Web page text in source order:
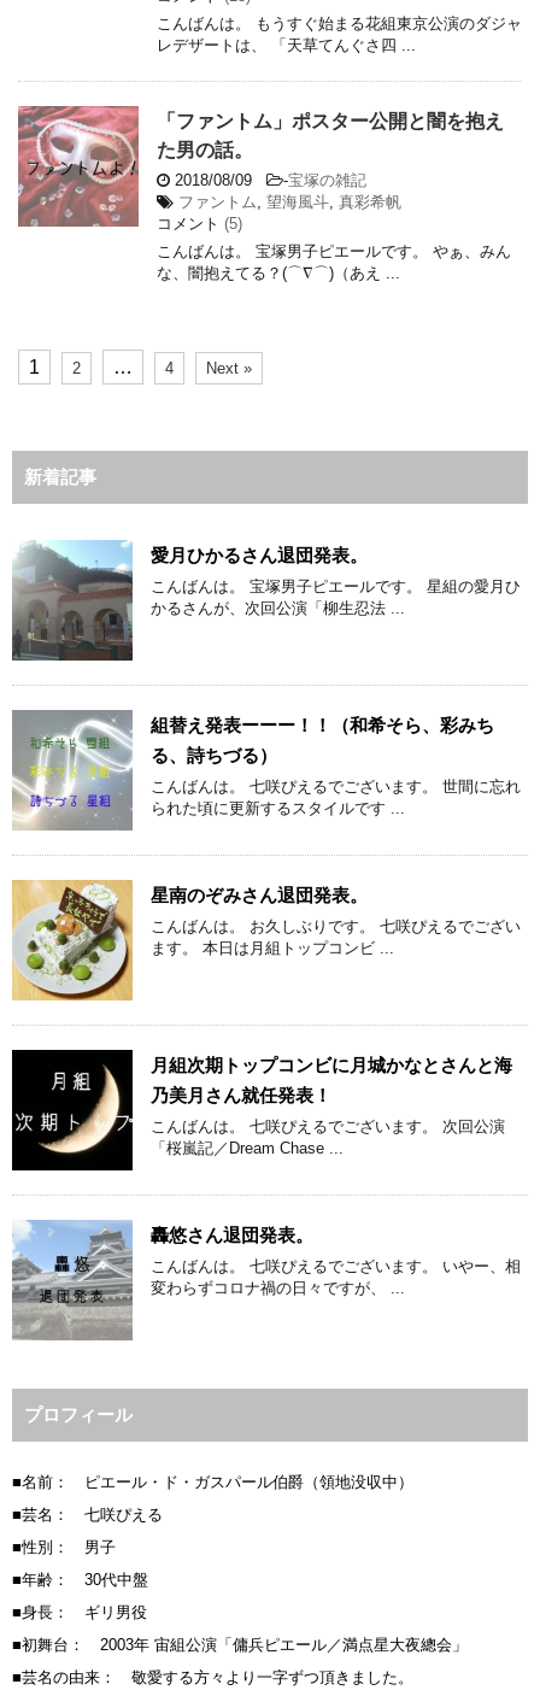
こんばんは。 もうすぐ始まる花組東京公演のダジャ
レデザートは、 「天草てんぐさ四 ...
「ファントム」ポスター公開と闇を抱え
た男の話。
2018/08/09 -宝塚の雑記
ファントム, 望海風斗, 真彩希帆
コメント (5)
こんばんは。 宝塚男子ピエールです。 やぁ、みん
な、闇抱えてる？(⌒∇⌒)（あえ ...
1 2 … 4 Next »
新着記事
愛月ひかるさん退団発表。
こんばんは。 宝塚男子ピエールです。 星組の愛月ひ
かるさんが、次回公演「柳生忍法 ...
組替え発表ーーー！！（和希そら、彩みち
る、詩ちづる）
こんばんは。 七咲ぴえるでございます。 世間に忘れ
られた頃に更新するスタイルです ...
星南のぞみさん退団発表。
こんばんは。 お久しぶりです。 七咲ぴえるでござい
ます。 本日は月組トップコンビ ...
月組次期トップコンビに月城かなとさんと海
乃美月さん就任発表！
こんばんは。 七咲ぴえるでございます。 次回公演
「桜嵐記／Dream Chase ...
轟悠さん退団発表。
こんばんは。 七咲ぴえるでございます。 いやー、相
変わらずコロナ禍の日々ですが、 ...
プロフィール
■名前： ピエール・ド・ガスパール伯爵（領地没収中）
■芸名： 七咲ぴえる
■性別： 男子
■年齢： 30代中盤
■身長： ギリ男役
■初舞台： 2003年 宙組公演「傭兵ピエール／満点星大夜總会」
■芸名の由来： 敬愛する方々より一字ずつ頂きました。